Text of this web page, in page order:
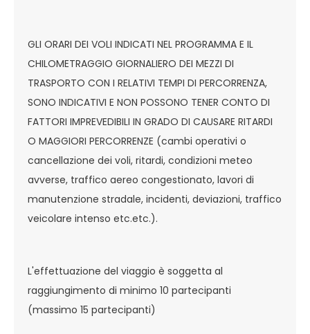
GLI ORARI DEI VOLI INDICATI NEL PROGRAMMA E IL
CHILOMETRAGGIO GIORNALIERO DEI MEZZI DI
TRASPORTO CON I RELATIVI TEMPI DI PERCORRENZA,
SONO INDICATIVI E NON POSSONO TENER CONTO DI
FATTORI IMPREVEDIBILI IN GRADO DI CAUSARE RITARDI
O MAGGIORI PERCORRENZE (cambi operativi o
cancellazione dei voli, ritardi, condizioni meteo
avverse, traffico aereo congestionato, lavori di
manutenzione stradale, incidenti, deviazioni, traffico
veicolare intenso etc.etc.).
L'effettuazione del viaggio è soggetta al
raggiungimento di minimo 10 partecipanti
(massimo 15 partecipanti)